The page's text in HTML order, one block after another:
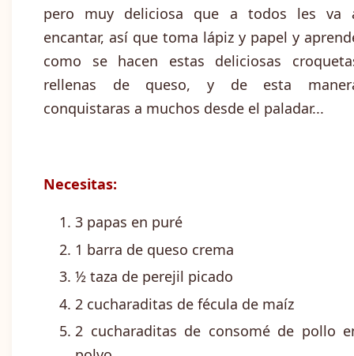
pero muy deliciosa que a todos les va
encantar, así que toma lápiz y papel y
como se hacen estas deliciosas
rellenas de queso, y de esta
conquistaras a muchos desde el paladar...
Necesitas:
3 papas en puré
1 barra de queso crema
½ taza de perejil picado
2 cucharaditas de fécula de maíz
2 cucharaditas de consomé de pollo